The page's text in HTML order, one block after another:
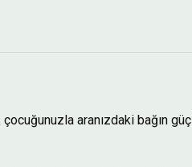
aranızdaki bağın